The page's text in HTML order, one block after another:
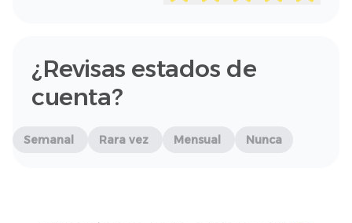
¿Revisas estados de
cuenta?
Semanal Rara vez Mensual Nunca